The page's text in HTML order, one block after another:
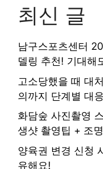
최신 글
남구스포츠센터
델링 추천! 기대해
고소당했을 때 대
의까지 단계별 대
화담숲 사진촬영
생샷 촬영팁 + 조
양육권 변경 신청
유해요!